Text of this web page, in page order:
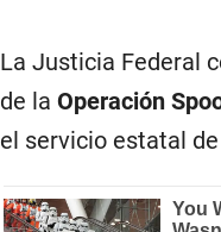
La Justicia Federal
de la Operación
el servicio estatal